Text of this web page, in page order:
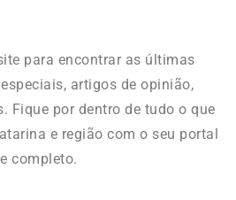
para encontrar as últimas
artigos de opinião,
Fique por dentro de tudo o que
e região com o seu portal
completo.